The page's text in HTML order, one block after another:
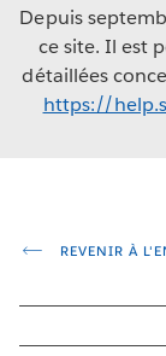
Depuis
ce site. Il est
détaillées
https://
REVENIR À